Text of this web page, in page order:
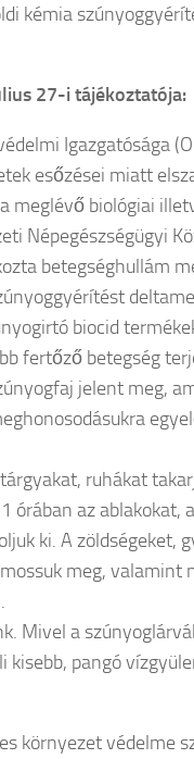
kémia
27-i tájékoztatója:
Igazgatósága
esőzései miatt
meglévő biológiai
Népegészségügyi
betegséghullám
biocid
fertőző betegség
jelent meg,
ruhákat
órában az ablakokat,
ki. A zöldségeket,
meg, valamint
Mivel a
pangó
környezet védelme